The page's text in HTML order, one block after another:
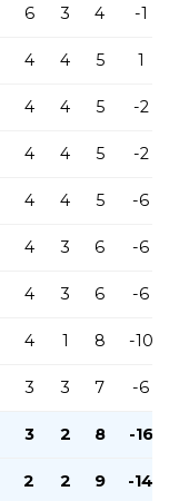
6 3 4 -1
4 4 5 1
4 4 5 -2
4 4 5 -2
4 4 5 -6
4 3 6 -6
4 3 6 -6
4 1 8 -10
3 3 7 -6
3 2 8 -16
2 2 9 -14